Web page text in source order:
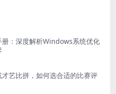
册：深度解析Windows系统优化
艺比拼，如何选合适的比赛评